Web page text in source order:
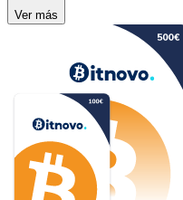
Ver más